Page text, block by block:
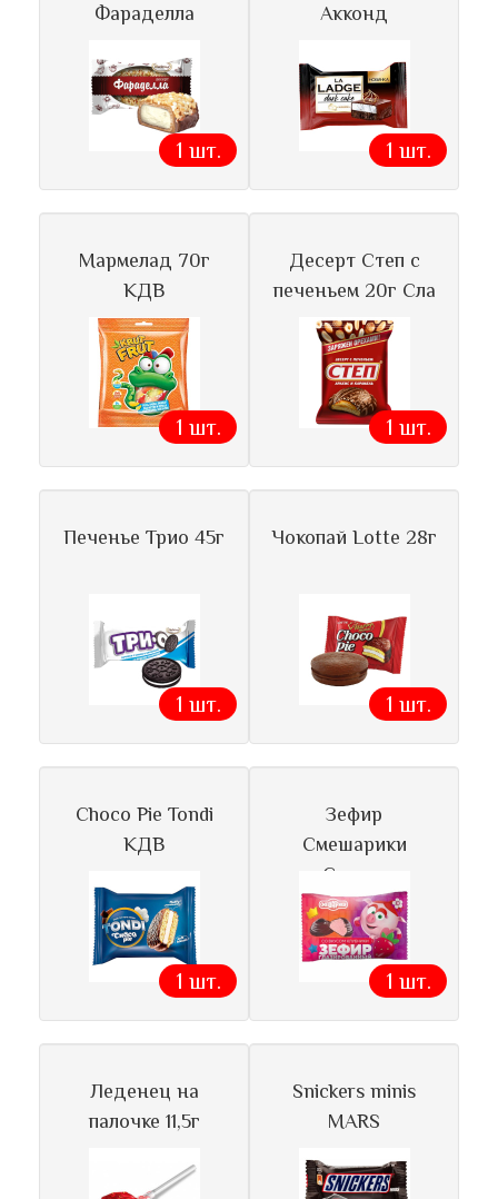
Фараделла
1 шт.
Акконд
1 шт.
Мармелад 70г
КДВ
1 шт.
Десерт Степ с
печеньем 20г Сла
1 шт.
Печенье Трио 45г
1 шт.
Чокопай Lotte 28г
1 шт.
Choco Pie Tondi
КДВ
1 шт.
Зефир
Смешарики
Сласти
1 шт.
Леденец на
палочке 11,5г
Snickers minis
MARS